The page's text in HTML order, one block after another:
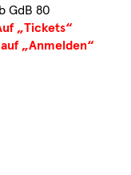
GdB 80
„Tickets“
„Anmelden“